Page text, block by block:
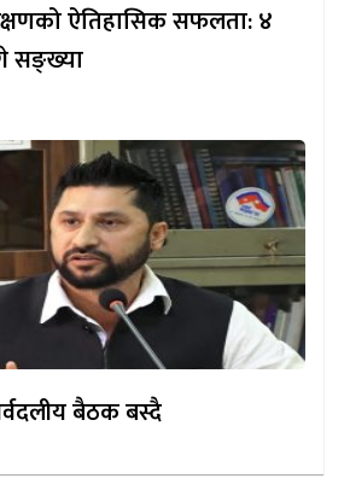
ऐतिहासिक सफलता: ४
सङ्ख्या
बैठक बस्दै